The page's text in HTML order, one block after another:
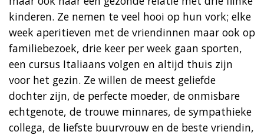
kinderen. Ze nemen te veel hooi op hun vork; elke
week aperitieven met de vriendinnen maar ook op
familiebezoek, drie keer per week gaan sporten,
een cursus Italiaans volgen en altijd thuis zijn
voor het gezin. Ze willen de meest geliefde
dochter zijn, de perfecte moeder, de onmisbare
echtgenote, de trouwe minnares, de sympathieke
collega, de liefste buurvrouw en de beste vriendin,